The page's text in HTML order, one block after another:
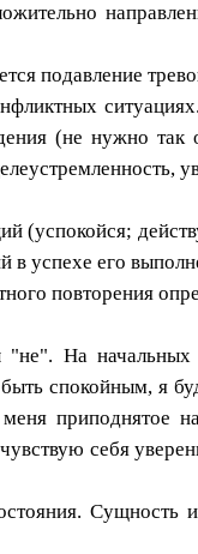
подавление
(не нужно так
(успокойся;
в успехе его
повторения
На
спокойным, я
приподнятое
себя
Сущность